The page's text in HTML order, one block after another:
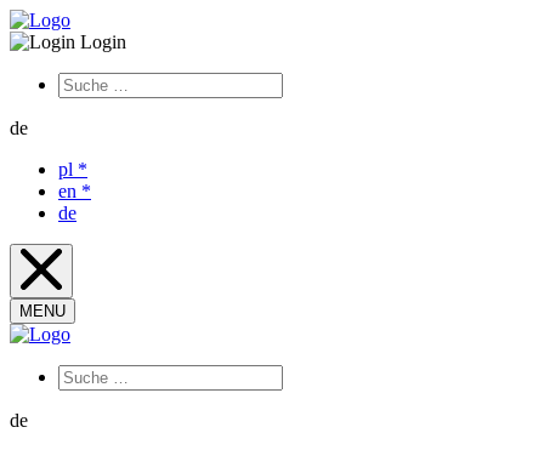
Login
de
pl *
en *
de
MENU
de